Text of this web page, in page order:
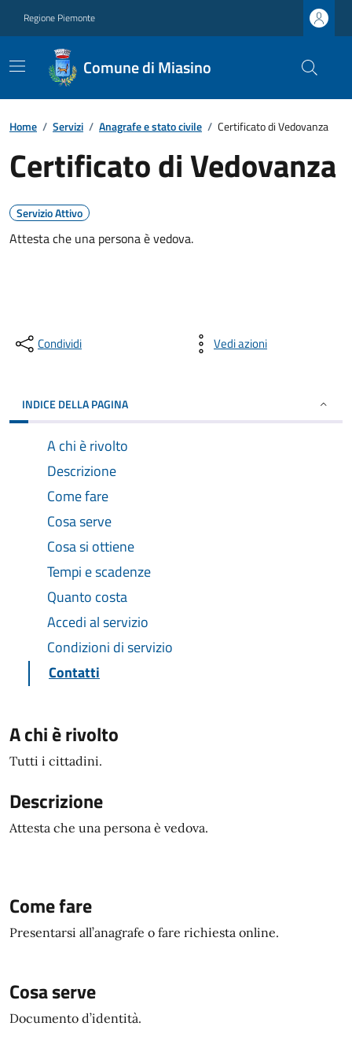
Regione Piemonte
Comune di Miasino
Home / Servizi / Anagrafe e stato civile / Certificato di Vedovanza
Certificato di Vedovanza
Servizio Attivo
Attesta che una persona è vedova.
Condividi Vedi azioni
INDICE DELLA PAGINA
A chi è rivolto
Descrizione
Come fare
Cosa serve
Cosa si ottiene
Tempi e scadenze
Quanto costa
Accedi al servizio
Condizioni di servizio
Contatti
A chi è rivolto
Tutti i cittadini.
Descrizione
Attesta che una persona è vedova.
Come fare
Presentarsi all’anagrafe o fare richiesta online.
Cosa serve
Documento d’identità.